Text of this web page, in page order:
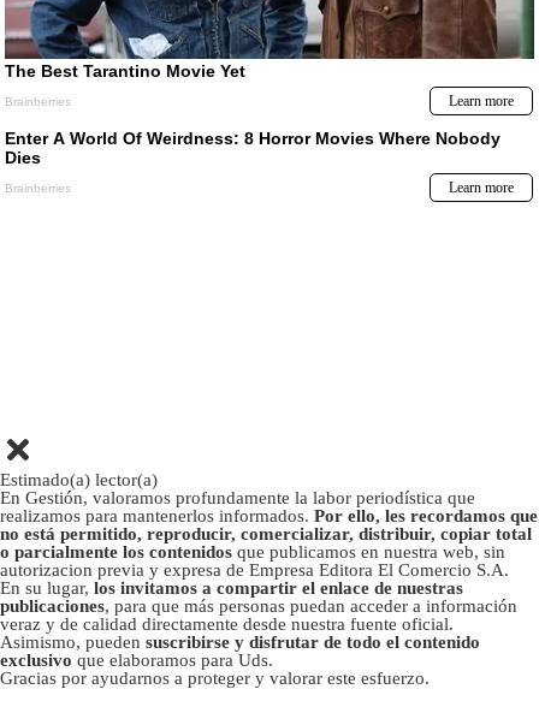
Estimado(a) lector(a)
En Gestión, valoramos profundamente la labor periodística que
realizamos para mantenerlos informados. Por ello, les recordamos que
no está permitido, reproducir, comercializar, distribuir, copiar total
o parcialmente los contenidos que publicamos en nuestra web, sin
autorizacion previa y expresa de Empresa Editora El Comercio S.A.
En su lugar, los invitamos a compartir el enlace de nuestras
publicaciones, para que más personas puedan acceder a información
veraz y de calidad directamente desde nuestra fuente oficial.
Asimismo, pueden suscribirse y disfrutar de todo el contenido
exclusivo que elaboramos para Uds.
Gracias por ayudarnos a proteger y valorar este esfuerzo.